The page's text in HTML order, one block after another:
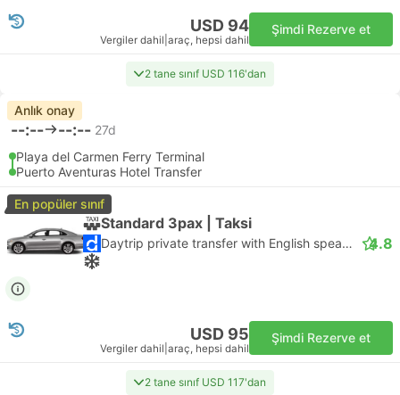
USD 94
Vergiler dahil araç, hepsi dahil
Şimdi Rezerve et
2 tane sınıf USD 116'dan
Anlık onay
--:-- --:-- 27d
Playa del Carmen Ferry Terminal
Puerto Aventuras Hotel Transfer
En popüler sınıf
Standard 3pax | Taksi
Daytrip private transfer with English speaking driver 4.8
USD 95
Vergiler dahil araç, hepsi dahil
Şimdi Rezerve et
2 tane sınıf USD 117'dan